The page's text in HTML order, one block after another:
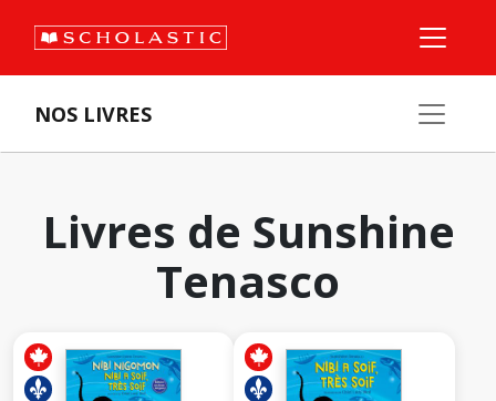
NOS LIVRES
Livres de Sunshine
Tenasco